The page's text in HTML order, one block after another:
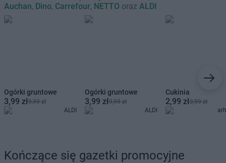
Auchan, Dino, Carrefour, NETTO oraz ALDI
Ogórki gruntowe
3,99 zł9,99 zł
ALDI
Ogórki gruntowe
3,99 zł9,99 zł
ALDI
Cukinia
2,99 zł3,99 zł
Kończące się gazetki promocyjne